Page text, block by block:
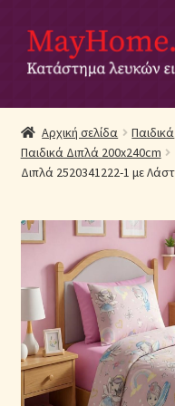
Απευθείας
μετάβαση
στην
Μετάβαση
σε
περιεχόμενο
Αρχική
Ακύρωση Παραγγελίας
Βρεφικά Λευκά Είδη
Επικοινωνία
Επιστροφές Προϊόντων
Η εταιρία μας
Αρχική σελίδα Παιδικά
Παιδικά Διπλά 200x240cm
Διπλά 2520341222-1 με